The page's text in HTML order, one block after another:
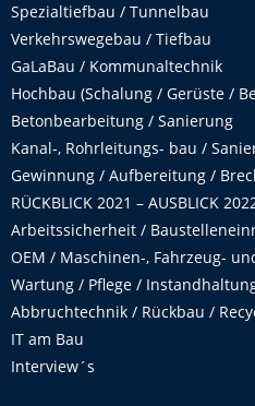
Spezialtiefbau / Tunnelbau
Verkehrswegebau / Tiefbau
GaLaBau / Kommunaltechnik
Hochbau (Schalung / Gerüste /
Betonbearbeitung / Sanierung
Kanal-, Rohrleitungs- bau /
Gewinnung / Aufbereitung /
RÜCKBLICK 2021 – AUSBLICK
Arbeitssicherheit /
OEM / Maschinen-, Fahrzeug-
Wartung / Pflege /
Abbruchtechnik / Rückbau /
IT am Bau
Interview´s